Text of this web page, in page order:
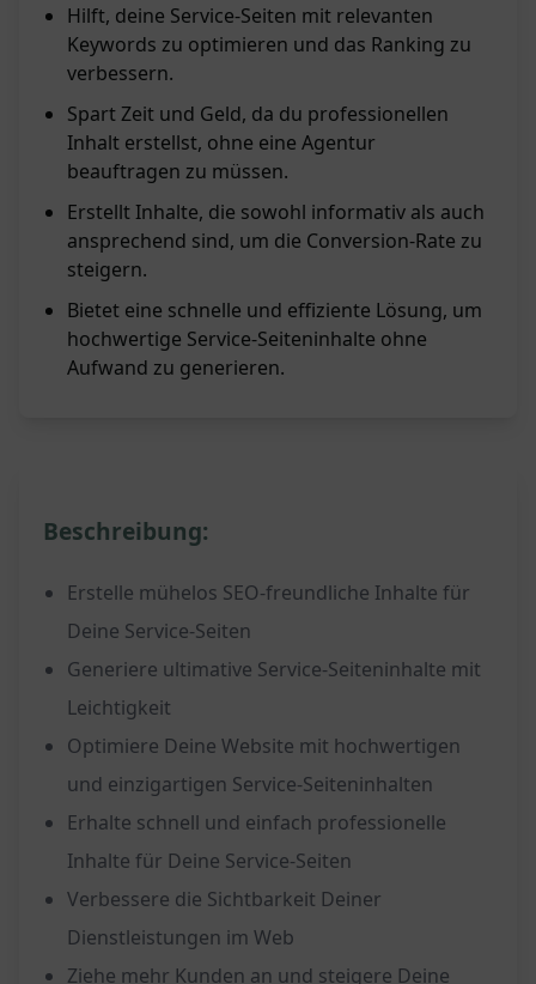
Hilft, deine Service-Seiten mit relevanten
Keywords zu optimieren und das Ranking zu
verbessern.
Spart Zeit und Geld, da du professionellen
Inhalt erstellst, ohne eine Agentur
beauftragen zu müssen.
Erstellt Inhalte, die sowohl informativ als auch
ansprechend sind, um die Conversion-Rate zu
steigern.
Bietet eine schnelle und effiziente Lösung, um
hochwertige Service-Seiteninhalte ohne
Aufwand zu generieren.
Beschreibung:
Erstelle mühelos SEO-freundliche Inhalte für
Deine Service-Seiten
Generiere ultimative Service-Seiteninhalte mit
Leichtigkeit
Optimiere Deine Website mit hochwertigen
und einzigartigen Service-Seiteninhalten
Erhalte schnell und einfach professionelle
Inhalte für Deine Service-Seiten
Verbessere die Sichtbarkeit Deiner
Dienstleistungen im Web
Ziehe mehr Kunden an und steigere Deine